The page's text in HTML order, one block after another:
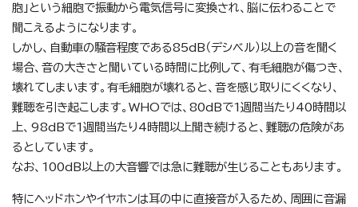
胞」という細胞で振動から電気信号に変換され、脳に伝わることで
聞こえるようになります。
しかし、自動車の騒音程度である85dB（デシベル）以上の音を聞く
場合、音の大きさと聞いている時間に比例して、有毛細胞が傷つき、
壊れてしまいます。有毛細胞が壊れると、音を感じ取りにくくなり、
難聴を引き起こします。WHOでは、80dBで1週間当たり40時間以
上、98dBで1週間当たり4時間以上聞き続けると、難聴の危険があ
るとしています。
なお、100dB以上の大音響では急に難聴が生じることもあります。
特にヘッドホンやイヤホンは耳の中に直接音が入るため、周囲に音漏